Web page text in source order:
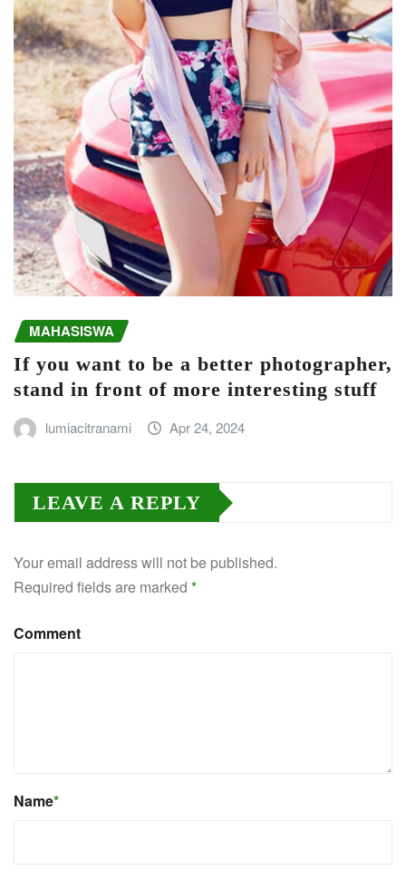
MAHASISWA
If you want to be a better photographer,
stand in front of more interesting stuff
lumiacitranami Apr 24, 2024
LEAVE A REPLY
Your email address will not be published.
Required fields are marked *
Comment
Name*